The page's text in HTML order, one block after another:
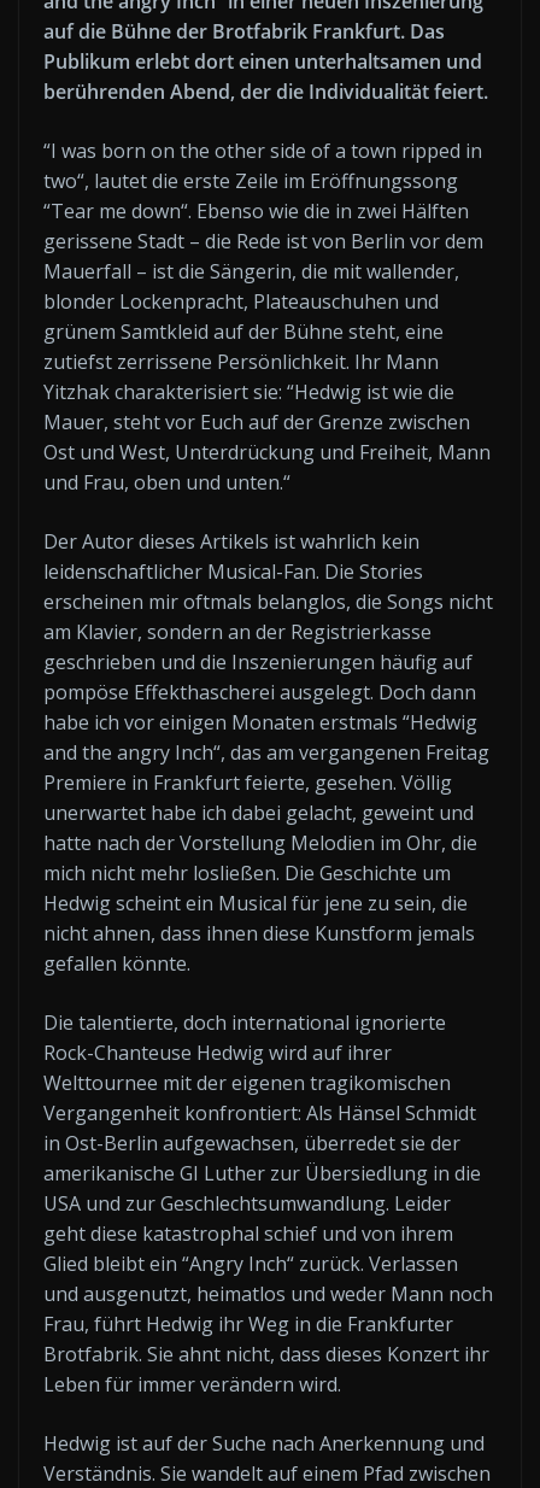
auf die Bühne der Brotfabrik Frankfurt. Das
Publikum erlebt dort einen unterhaltsamen und
berührenden Abend, der die Individualität feiert.
“I was born on the other side of a town ripped in
two“, lautet die erste Zeile im Eröffnungssong
“Tear me down“. Ebenso wie die in zwei Hälften
gerissene Stadt – die Rede ist von Berlin vor dem
Mauerfall – ist die Sängerin, die mit wallender,
blonder Lockenpracht, Plateauschuhen und
grünem Samtkleid auf der Bühne steht, eine
zutiefst zerrissene Persönlichkeit. Ihr Mann
Yitzhak charakterisiert sie: “Hedwig ist wie die
Mauer, steht vor Euch auf der Grenze zwischen
Ost und West, Unterdrückung und Freiheit, Mann
und Frau, oben und unten.“
Der Autor dieses Artikels ist wahrlich kein
leidenschaftlicher Musical-Fan. Die Stories
erscheinen mir oftmals belanglos, die Songs nicht
am Klavier, sondern an der Registrierkasse
geschrieben und die Inszenierungen häufig auf
pompöse Effekthascherei ausgelegt. Doch dann
habe ich vor einigen Monaten erstmals “Hedwig
and the angry Inch“, das am vergangenen Freitag
Premiere in Frankfurt feierte, gesehen. Völlig
unerwartet habe ich dabei gelacht, geweint und
hatte nach der Vorstellung Melodien im Ohr, die
mich nicht mehr losließen. Die Geschichte um
Hedwig scheint ein Musical für jene zu sein, die
nicht ahnen, dass ihnen diese Kunstform jemals
gefallen könnte.
Die talentierte, doch international ignorierte
Rock-Chanteuse Hedwig wird auf ihrer
Welttournee mit der eigenen tragikomischen
Vergangenheit konfrontiert: Als Hänsel Schmidt
in Ost-Berlin aufgewachsen, überredet sie der
amerikanische GI Luther zur Übersiedlung in die
USA und zur Geschlechtsumwandlung. Leider
geht diese katastrophal schief und von ihrem
Glied bleibt ein “Angry Inch“ zurück. Verlassen
und ausgenutzt, heimatlos und weder Mann noch
Frau, führt Hedwig ihr Weg in die Frankfurter
Brotfabrik. Sie ahnt nicht, dass dieses Konzert ihr
Leben für immer verändern wird.
Hedwig ist auf der Suche nach Anerkennung und
Verständnis. Sie wandelt auf einem Pfad zwischen